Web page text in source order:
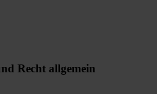
Recht allgemein